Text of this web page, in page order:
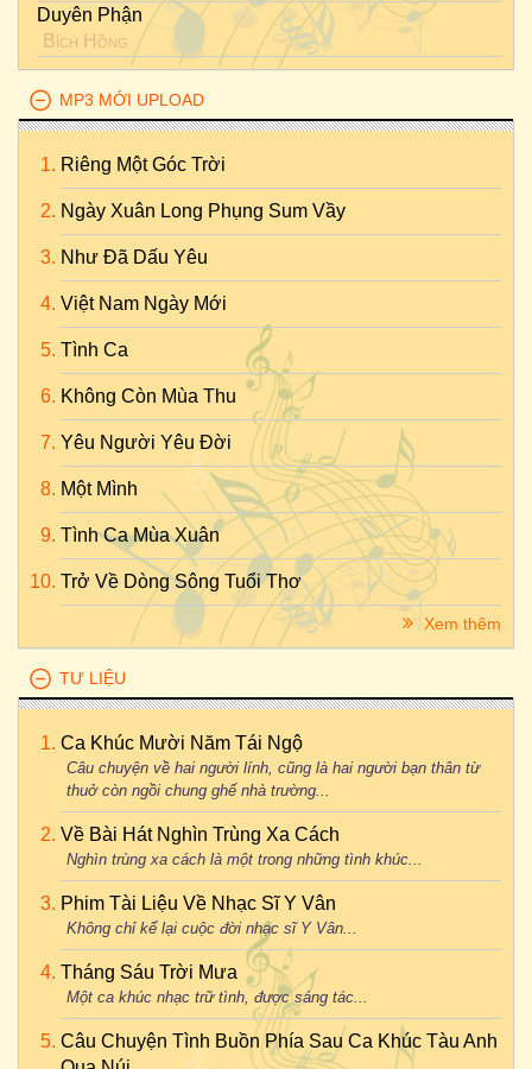
Duyên Phận
Bích Hồng
MP3 MỚI UPLOAD
Riêng Một Góc Trời
Ngày Xuân Long Phụng Sum Vầy
Như Đã Dấu Yêu
Việt Nam Ngày Mới
Tình Ca
Không Còn Mùa Thu
Yêu Người Yêu Đời
Một Mình
Tình Ca Mùa Xuân
Trở Về Dòng Sông Tuổi Thơ
Xem thêm
TƯ LIỆU
Ca Khúc Mười Năm Tái Ngộ
Câu chuyện về hai người lính, cũng là hai người bạn thân từ
thuở còn ngồi chung ghế nhà trường...
Về Bài Hát Nghìn Trùng Xa Cách
Nghìn trùng xa cách là một trong những tình khúc...
Phim Tài Liệu Về Nhạc Sĩ Y Vân
Không chỉ kể lại cuộc đời nhạc sĩ Y Vân...
Tháng Sáu Trời Mưa
Một ca khúc nhạc trữ tình, được sáng tác...
Câu Chuyện Tình Buồn Phía Sau Ca Khúc Tàu Anh